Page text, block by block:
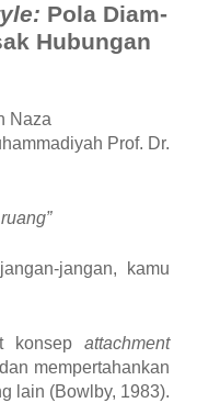
Pola Diam-
Hubungan
Naza
Prof. Dr.
jangan, kamu
konsep attachment
mempertahankan
lain (Bowlby, 1983).